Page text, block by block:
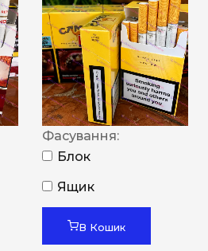
Фасування:
Блок
Ящик
В Кошик